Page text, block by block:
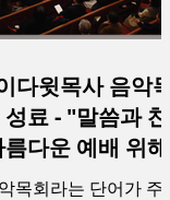
다윗목사 음악목
씀과 찬
다운 예배 위해
목회라는 단어가 주는